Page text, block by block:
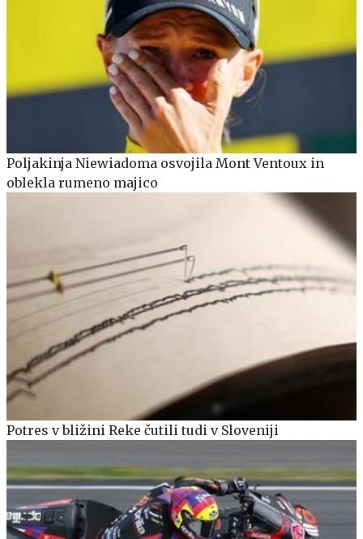
Poljakinja Niewiadoma osvojila Mont Ventoux in
oblekla rumeno majico
Potres v bližini Reke čutili tudi v Sloveniji